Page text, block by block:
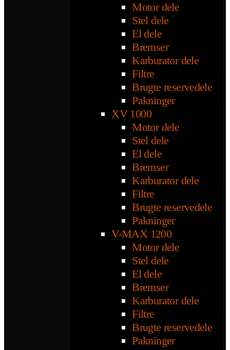
Motor dele
Stel dele
El dele
Bremser
Karburator dele
Filtre
Brugte reservedele
Pakninger
XV 1000
Motor dele
Stel dele
El dele
Bremser
Karburator dele
Filtre
Brugte reservedele
Pakninger
V-MAX 1200
Motor dele
Stel dele
El dele
Bremser
Karburator dele
Filtre
Brugte reservedele
Pakninger